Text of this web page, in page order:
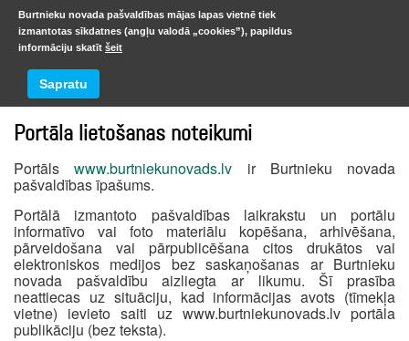
Brīvprātīgā darba organizācija
Portāla lietošanas noteikumi
Portālswww.burtniekunovads.lv ir Burtnieku novada
pašvaldības īpašums.
Portālā izmantoto pašvaldības laikrakstu un portālu
informatīvo vai foto materiālu kopēšana, arhivēšana,
pārveidošana vai pārpublicēšana citos drukātos vai
elektroniskos medijos bez saskaņošanas ar Burtnieku
novada pašvaldību aizliegta ar likumu. Šī prasība
neattiecas uz situāciju, kad informācijas avots (tīmekļa
vietne) ievieto saiti uz www.burtniekunovads.lv portāla
publikāciju (bez teksta).
Burtnieku novada pašvaldības mājas lapas vietnē tiek
izmantotas sīkdatnes (angļu valodā „cookies”), papildus
informāciju skatīt šeit
Sapratu